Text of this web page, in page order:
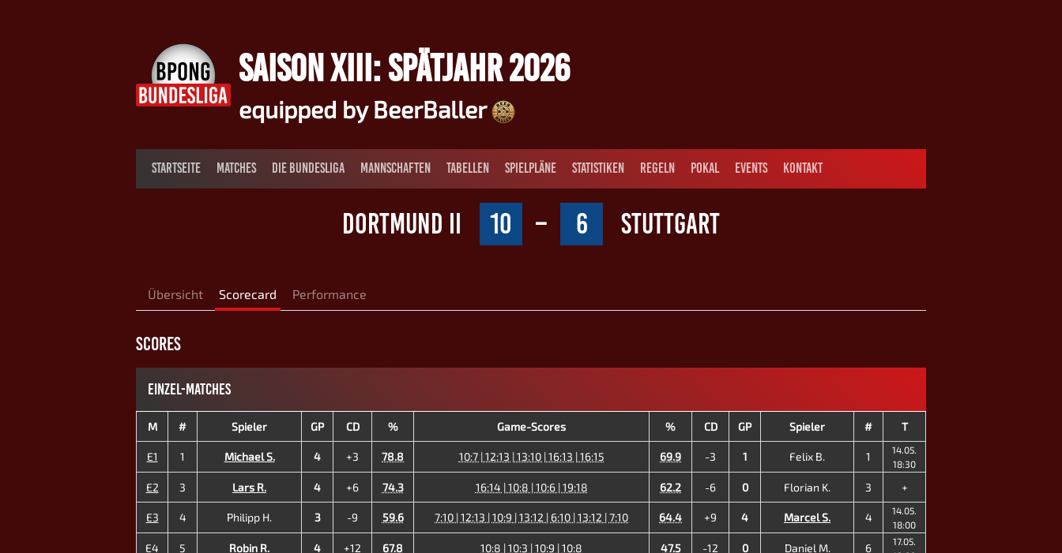
SAISON XIII: SPÄTJAHR 2026
equipped by BeerBaller
STARTSEITE MATCHES DIE BUNDESLIGA MANNSCHAFTEN TABELLEN SPIELPLÄNE STATISTIKEN REGELN POKAL EVENTS KONTAKT
DORTMUND II 10 – 6 STUTTGART
Übersicht Scorecard Performance
SCORES
EINZEL-MATCHES
M # Spieler GP CD % Game-Scores % CD GP Spieler # T
E1 1 Michael S. 4 +3 78.8 10:7 | 12:13 | 13:10 | 16:13 | 16:15 69.9 -3 1 Felix B. 1
14.05.
18:30
E2 3 Lars R. 4 +6 74.3 16:14 | 10:8 | 10:6 | 19:18 62.2 -6 0 Florian K. 3 +
E3 4 Philipp H. 3 -9 59.6 7:10 | 12:13 | 10:9 | 13:12 | 6:10 | 13:12 | 7:10 64.4 +9 4 Marcel S. 4
14.05.
18:00
E4 5 Robin R. 4 +12 67.8 10:8 | 10:3 | 10:9 | 10:8 47.5 -12 0 Daniel M. 6
17.05.